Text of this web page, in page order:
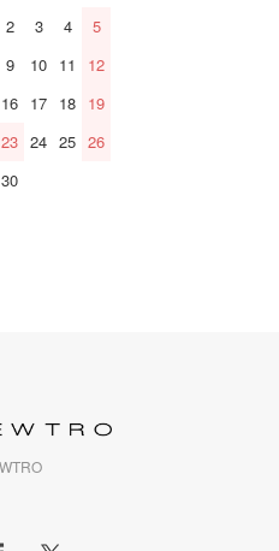
2 3 4
5
9 10 11
12
16 17 18 19
23 24 25 26
30